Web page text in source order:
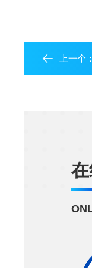
上一个：